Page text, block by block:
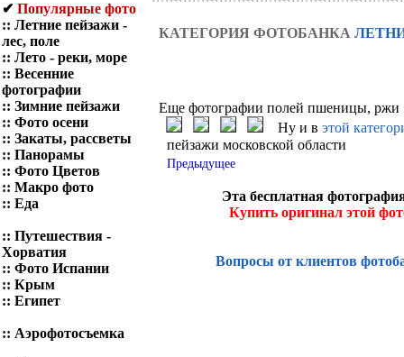
✔ Популярные фото
:: Летние пейзажи -
лес, поле
:: Лето - реки, море
:: Весенние
фотографии
:: Зимние пейзажи
:: Фото осени
:: Закаты, рассветы
:: Панорамы
:: Фото Цветов
:: Макро фото
:: Еда
:: Путешествия -
Хорватия
:: Фото Испании
:: Крым
:: Египет
:: Аэрофотосъемка
КАТЕГОРИЯ ФОТОБАНКА
Еще фотографии полей пшеницы, ржи
Ну и в этой
пейзажи московской области
Предыдущее
Эта бесплатная
Купить оригинал этой
Вопросы от клиентов